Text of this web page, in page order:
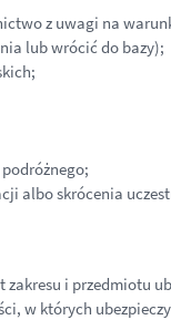
z uwagi na
lub wrócić do bazy);
albo skrócenia
i przedmiotu
w których